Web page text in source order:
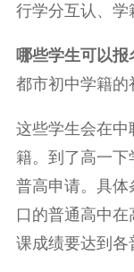
行学分互认、学
哪些学生可以报
都市初中学籍的
这些学生会在
籍。到了高一
普高申请。具
口的普通高中
课成绩要达到各